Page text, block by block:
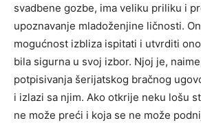
svadbene gozbe, ima veliku priliku i
upoznavanje mladoženjine ličnosti.
mogućnost izbliza ispitati i utvrditi
bila sigurna u svoj izbor. Njoj je,
potpisivanja šerijatskog bračnog
i izlazi sa njim. Ako otkrije neku lošu
ne može preći i koja se ne može